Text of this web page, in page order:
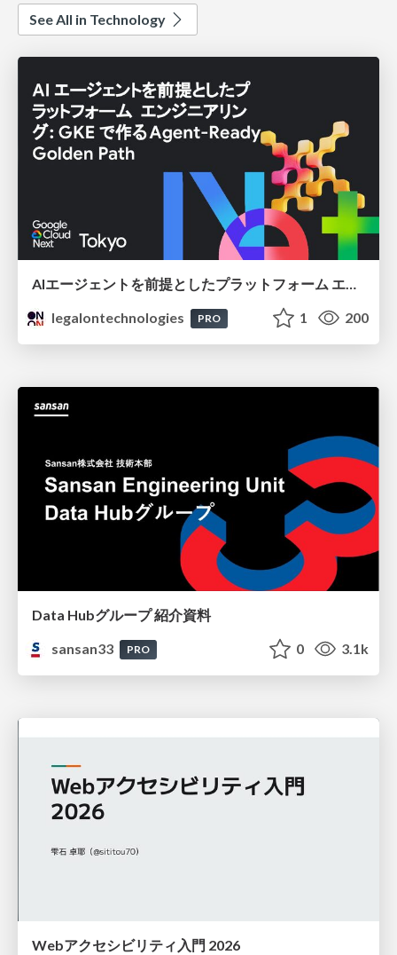
See All in Technology
AIエージェントを前提としたプラットフォーム エンジニアリング：GKEで作るAgent-Ready Golden Path
legalontechnologies
PRO 1 200
Data Hubグループ 紹介資料
sansan33
PRO 0 3.1k
Webアクセシビリティ入門 2026